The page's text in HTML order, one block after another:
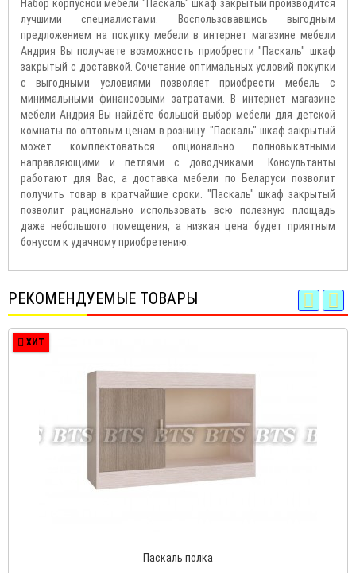
Набор корпусной мебели "Паскаль" шкаф закрытый производится
лучшими специалистами. Воспользовавшись выгодным
предложением на покупку мебели в интернет магазине мебели
Андрия Вы получаете возможность приобрести "Паскаль" шкаф
закрытый с доставкой. Сочетание оптимальных условий покупки
с выгодными условиями позволяет приобрести мебель с
минимальными финансовыми затратами. В интернет магазине
мебели Андрия Вы найдёте большой выбор мебели для детской
комнаты по оптовым ценам в розницу. "Паскаль" шкаф закрытый
может комплектоваться опционально полновыкатными
направляющими и петлями с доводчиками.. Консультанты
работают для Вас, а доставка мебели по Беларуси позволит
получить товар в кратчайшие сроки. "Паскаль" шкаф закрытый
позволит рационально использовать всю полезную площадь
даже небольшого помещения, а низкая цена будет приятным
бонусом к удачному приобретению.
РЕКОМЕНДУЕМЫЕ ТОВАРЫ
ХИТ
Паскаль полка